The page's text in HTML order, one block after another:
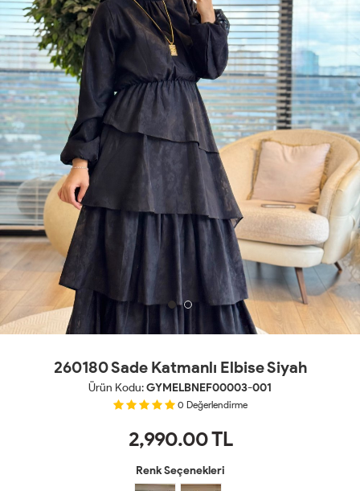
260180 Sade Katmanlı Elbise Siyah
Ürün Kodu:GYMELBNEF00003-001
0 Değerlendirme
2,990.00TL
Renk Seçenekleri